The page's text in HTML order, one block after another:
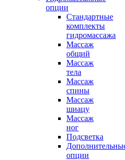
опции
Стандартные
комплекты
гидромассажа
Массаж
общий
Массаж
тела
Массаж
спины
Массаж
шиацу
Массаж
ног
Подсветка
опции